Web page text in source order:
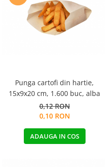
Punga cartofi din hartie,
15x9x20 cm, 1.600 buc, alba
0,12 RON
0,10 RON
ADAUGA IN COS